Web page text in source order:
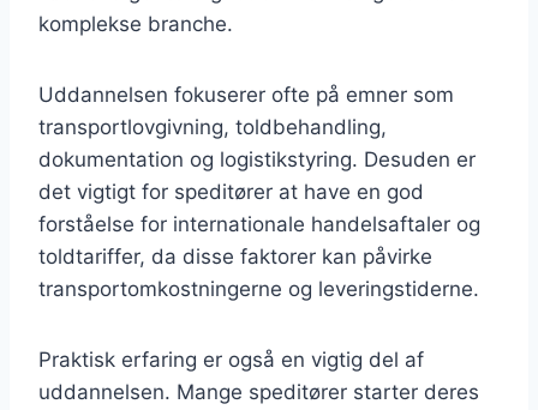
komplekse branche.
Uddannelsen fokuserer ofte på emner som
transportlovgivning, toldbehandling,
dokumentation og logistikstyring. Desuden er
det vigtigt for speditører at have en god
forståelse for internationale handelsaftaler og
toldtariffer, da disse faktorer kan påvirke
transportomkostningerne og leveringstiderne.
Praktisk erfaring er også en vigtig del af
uddannelsen. Mange speditører starter deres